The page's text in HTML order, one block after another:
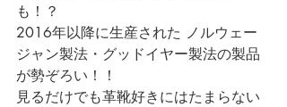
も！？
2016年以降に生産された ノルウェー
ジャン製法・グッドイヤー製法の製品
が勢ぞろい！！
見るだけでも革靴好きにはたまらない